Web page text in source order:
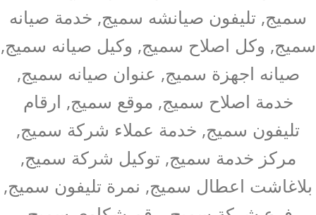
سميج, تليفون صيانشه سميج, خدمة صيانه
سميج, وكل اصلاح سميج, وكيل صيانه سميج,
صيانه اجهزة سميج, عنوان صيانه سميج,
خدمة اصلاح سميج, موقع سميج, ارقام
تليفون سميج, خدمة عملاء شركة سميج,
مركز خدمة سميج, توكيل شركة سميج,
بلاغاشت اعطال سميج, نمرة تليفون سميج,